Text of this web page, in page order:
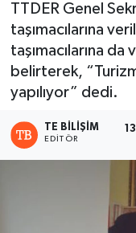
TTDER Genel
taşımacılarına
taşımacılarına
belirterek, “Turizm
yapılıyor” dedi.
TE BILIŞIM
EDITÖR
E-GAZETE
TAŞITLAR